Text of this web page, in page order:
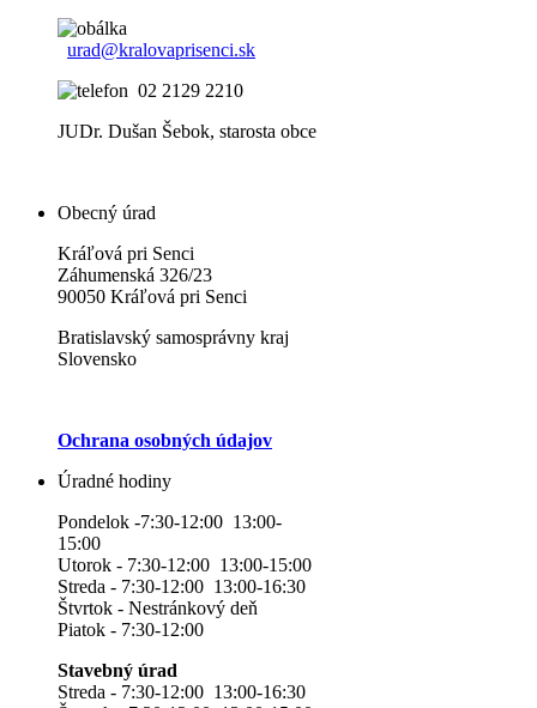
urad@kralovaprisenci.sk
02 2129 2210
JUDr. Dušan Šebok, starosta obce
Obecný úrad
Kráľová pri Senci
Záhumenská 326/23
90050 Kráľová pri Senci
Bratislavský samosprávny kraj
Slovensko
Ochrana osobných údajov
Úradné hodiny
Pondelok -7:30-12:00 13:00-
15:00
Utorok - 7:30-12:00 13:00-15:00
Streda - 7:30-12:00 13:00-16:30
Štvrtok - Nestránkový deň
Piatok - 7:30-12:00
Stavebný úrad
Streda - 7:30-12:00 13:00-16:30